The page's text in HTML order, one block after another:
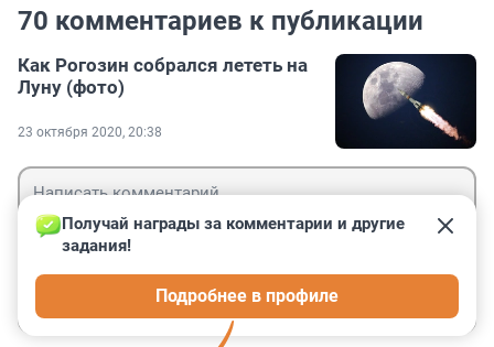
70 комментариев к публикации
Как Рогозин собрался лететь на
Луну (фото)
23 октября 2020, 20:38
Получай награды за комментарии и другие
задания!
Подробнее в профиле